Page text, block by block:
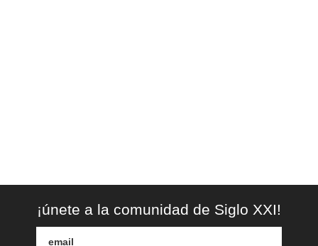
¡únete a la comunidad de Siglo XXI!